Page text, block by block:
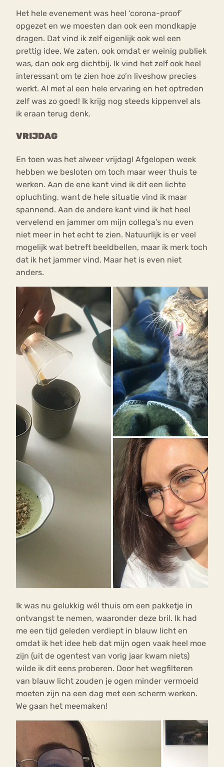
Het hele evenement was heel ‘corona-proof’
opgezet en we moesten dan ook een mondkapje
dragen. Dat vind ik zelf eigenlijk ook wel een
prettig idee. We zaten, ook omdat er weinig publiek
was, dan ook erg dichtbij. Ik vind het zelf ook heel
interessant om te zien hoe zo’n liveshow precies
werkt. Al met al een hele ervaring en het optreden
zelf was zo goed! Ik krijg nog steeds kippenvel als
ik eraan terug denk.
VRIJDAG
En toen was het alweer vrijdag! Afgelopen week
hebben we besloten om toch maar weer thuis te
werken. Aan de ene kant vind ik dit een lichte
opluchting, want de hele situatie vind ik maar
spannend. Aan de andere kant vind ik het heel
vervelend en jammer om mijn collega’s nu even
niet meer in het echt te zien. Natuurlijk is er veel
mogelijk wat betreft beeldbellen, maar ik merk toch
dat ik het jammer vind. Maar het is even niet
anders.
Ik was nu gelukkig wél thuis om een pakketje in
ontvangst te nemen, waaronder deze bril. Ik had
me een tijd geleden verdiept in blauw licht en
omdat ik het idee heb dat mijn ogen vaak heel moe
zijn (uit de ogentest van vorig jaar kwam niets)
wilde ik dit eens proberen. Door het wegfilteren
van blauw licht zouden je ogen minder vermoeid
moeten zijn na een dag met een scherm werken.
We gaan het meemaken!